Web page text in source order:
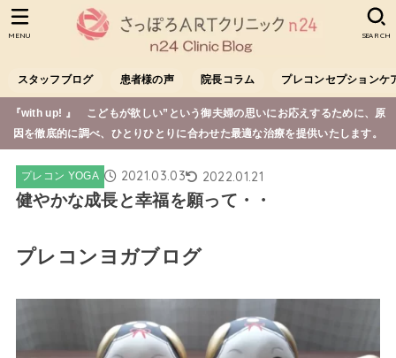
スタッフブログ 患者様の声 院長コラム プレコンセプションケ
SEARCH
MENU
『with up! 』 こどもが欲しい”という御夫婦の思いにお応えするために、原
因を徹底的に調べ、ひとりひとりに合わせた最適な治療を提供いたします。
プレコン YOGA 2021.03.03 2022.01.21
健やかな成長と幸福を願って・・
プレコンヨガブログ